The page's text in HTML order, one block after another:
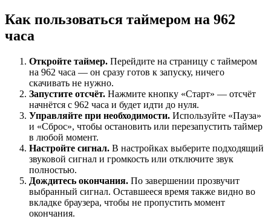
НАСТРОЙКИ
Как пользоваться таймером на 962
часа
Откройте таймер. Перейдите на страницу с таймером
на 962 часа — он сразу готов к запуску, ничего
скачивать не нужно.
Запустите отсчёт. Нажмите кнопку «Старт» — отсчёт
начнётся с 962 часа и будет идти до нуля.
Управляйте при необходимости. Используйте «Пауза»
и «Сброс», чтобы остановить или перезапустить таймер
в любой момент.
Настройте сигнал. В настройках выберите подходящий
звуковой сигнал и громкость или отключите звук
полностью.
Дождитесь окончания. По завершении прозвучит
выбранный сигнал. Оставшееся время также видно во
вкладке браузера, чтобы не пропустить момент
окончания.